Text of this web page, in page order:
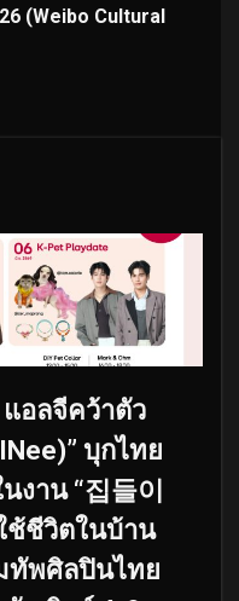
(Weibo Cultural
อลจีคว้าตัว
บุกไทย
าน “집들이
ช้ชีวิตในบ้าน
ทัพศิลปินไทย